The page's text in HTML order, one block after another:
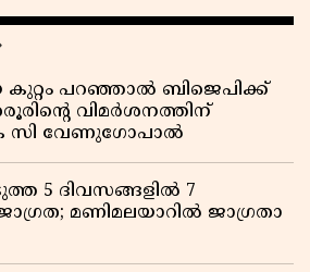
പറഞ്ഞാൽ ബിജെപിക്ക്
വിമർശനത്തിന്
സി വേണുഗോപാൽ
5 ദിവസങ്ങളിൽ 7
മണിമലയാറിൽ ജാഗ്രതാ